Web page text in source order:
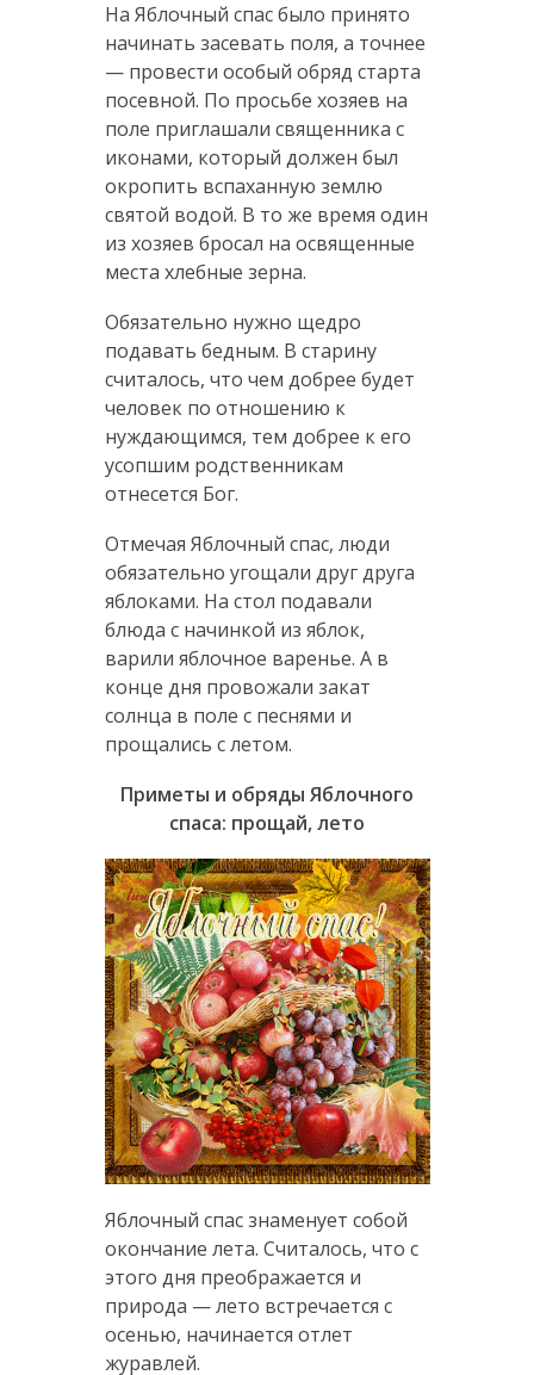
На Яблочный спас было принято
начинать засевать поля, а точнее
— провести особый обряд старта
посевной. По просьбе хозяев на
поле приглашали священника с
иконами, который должен был
окропить вспаханную землю
святой водой. В то же время один
из хозяев бросал на освященные
места хлебные зерна.
Обязательно нужно щедро
подавать бедным. В старину
считалось, что чем добрее будет
человек по отношению к
нуждающимся, тем добрее к его
усопшим родственникам
отнесется Бог.
Отмечая Яблочный спас, люди
обязательно угощали друг друга
яблоками. На стол подавали
блюда с начинкой из яблок,
варили яблочное варенье. А в
конце дня провожали закат
солнца в поле с песнями и
прощались с летом.
Приметы и обряды Яблочного
спаса: прощай, лето
Яблочный спас знаменует собой
окончание лета. Считалось, что с
этого дня преображается и
природа — лето встречается с
осенью, начинается отлет
журавлей.